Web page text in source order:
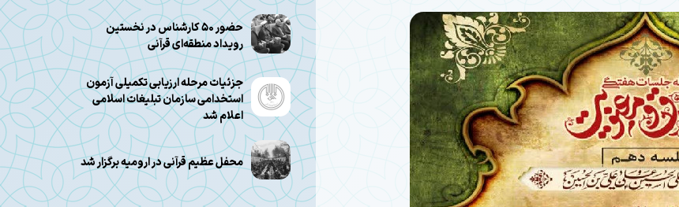
حضور ۵۰ کارشناس در نخستین
رویداد منطقه‌ای قرآنی
جزئیات مرحله ارزیابی تکمیلی آزمون
استخدامی سازمان تبلیغات اسلامی
اعلام شد
محفل عظیم قرآنی در ارومیه برگزار شد